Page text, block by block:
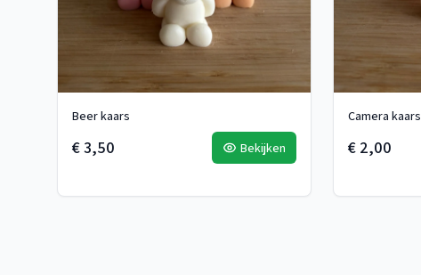
Beer kaars
€ 3,50 Bekijken
Camera kaars
€ 2,00